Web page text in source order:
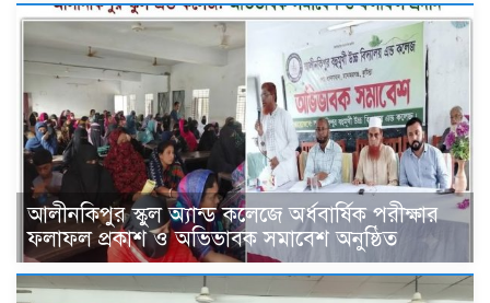
আলীনকিপুর স্কুল অ্যান্ড কলেজে অর্ধবার্ষিক পরীক্ষার
ফলাফল প্রকাশ ও অভিভাবক সমাবেশ অনুষ্ঠিত